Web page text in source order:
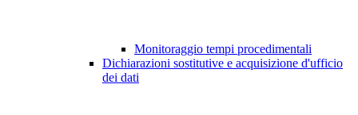
Monitoraggio tempi procedimentali
Dichiarazioni sostitutive e acquisizione d'ufficio
dei dati